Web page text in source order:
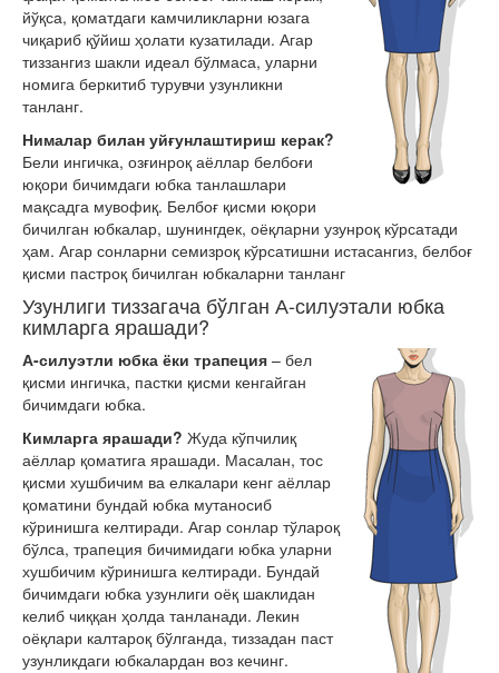
йўқса, қоматдаги камчиликларни юзага
чиқариб қўйиш ҳолати кузатилади. Агар
тиззангиз шакли идеал бўлмаса, уларни
номига беркитиб турувчи узунликни
танланг.
Нималар билан уйғунлаштириш керак?
Бели ингичка, озғинроқ аёллар белбоғи
юқори бичимдаги юбка танлашлари
мақсадга мувофиқ. Белбоғ қисми юқори
бичилган юбкалар, шунингдек, оёқларни узунроқ кўрсатади
ҳам. Агар сонларни семизроқ кўрсатишни истасангиз, белбоғ
қисми пастроқ бичилган юбкаларни танланг
Узунлиги тиззагача бўлган А-силуэтали юбка
кимларга ярашади?
А-силуэтли юбка ёки трапеция – бел
қисми ингичка, пастки қисми кенгайган
бичимдаги юбка.
Кимларга ярашади? Жуда кўпчилиқ
аёллар қоматига ярашади. Масалан, тос
қисми хушбичим ва елкалари кенг аёллар
қоматини бундай юбка мутаносиб
кўринишга келтиради. Агар сонлар тўлароқ
бўлса, трапеция бичимидаги юбка уларни
хушбичим кўринишга келтиради. Бундай
бичимдаги юбка узунлиги оёқ шаклидан
келиб чиққан ҳолда танланади. Лекин
оёқлари калтароқ бўлганда, тиззадан паст
узунликдаги юбкалардан воз кечинг.